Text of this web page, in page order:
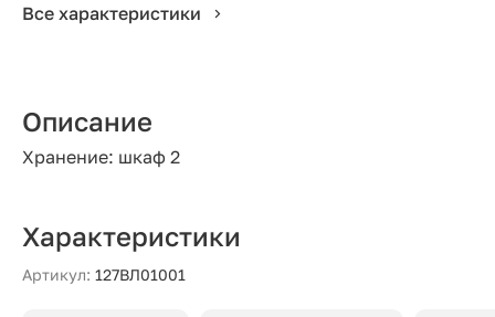
Все характеристики
Описание
Хранение: шкаф 2
Характеристики
Артикул: 127ВЛ01001